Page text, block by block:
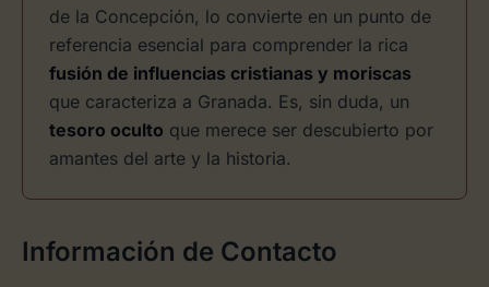
de la Concepción, lo convierte en un punto de
referencia esencial para comprender la rica
fusión de influencias cristianas y moriscas
que caracteriza a Granada. Es, sin duda, un
tesoro oculto que merece ser descubierto por
amantes del arte y la historia.
Información de Contacto